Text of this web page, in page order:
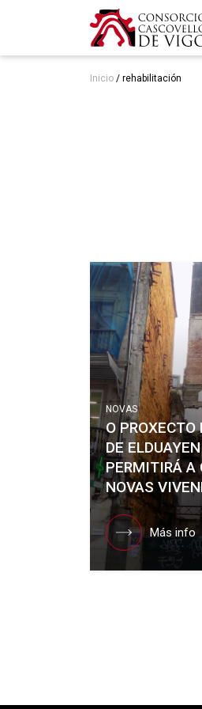
Inicio / rehabilitación
NOVAS
O
DE
PERMITIRÁ A
NOVAS
Más info